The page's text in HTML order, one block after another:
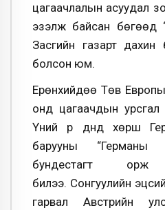
цагаачлалын асуудал
эзэлж байсан бөгөөд
Засгийн газарт
болсон юм.
Ерөнхийдөө Төв
онд цагаачдын
Үүний үр дүнд хөрш
барууны “Германы
бундестагт
билээ. Сонгуулийн
гарвал Австрийн